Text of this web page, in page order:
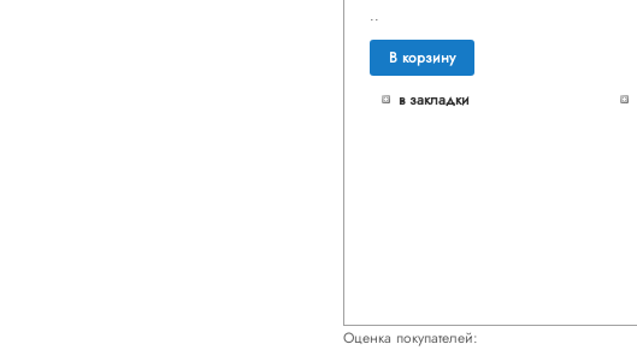
..
В корзину
в закладки
Оценка покупателей: